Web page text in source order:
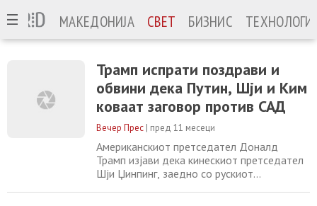
МАКЕДОНИЈА СВЕТ БИЗНИС
Трамп испрати поздрави и
обвини дека Путин, Шји и Ким
коваат заговор против САД
Вечер Прес | пред 11 месеци
Американскиот претседател Доналд
Трамп изјави дека кинескиот претседател
Шји Џинпинг, заедно со рускиот